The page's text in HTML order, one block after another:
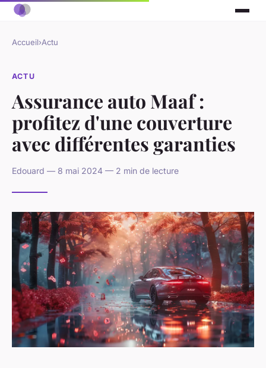
Accueil›Actu
ACTU
Assurance auto Maaf :
profitez d'une couverture
avec différentes garanties
Edouard — 8 mai 2024 — 2 min de lecture